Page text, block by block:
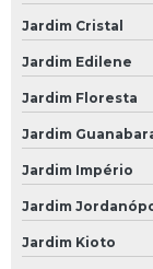
Suspensão
Suspensão
Suspensão
Suspensão
Suspensão para
Suspensão para
Jardim Cristal
Jardim Edilene
Jardim Floresta
Jardim
Jardim Império
Jardim
Jardim Kioto